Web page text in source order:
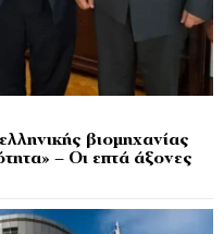
βιομηχανίας
– Οι επτά άξονες